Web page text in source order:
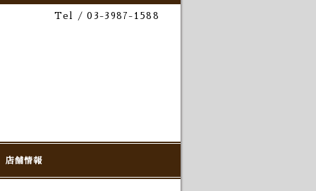
Tel / 03-3987-1588
店舗情報